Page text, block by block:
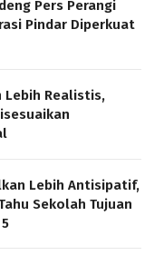
Pers Perangi
Pindar Diperkuat
Lebih Realistis,
Lebih Antisipatif,
Sekolah Tujuan